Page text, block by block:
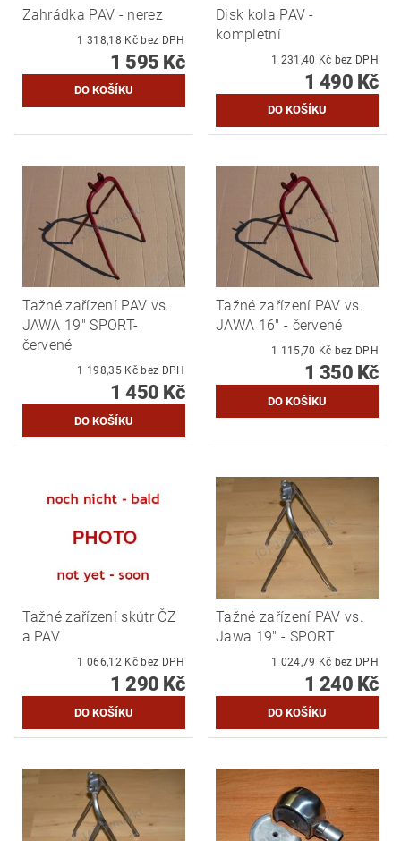
Zahrádka PAV - nerez
1 318,18 Kč bez DPH
1 595 Kč
Disk kola PAV -
kompletní
1 231,40 Kč bez DPH
1 490 Kč
Tažné zařízení PAV vs.
JAWA 19" SPORT-
červené
1 198,35 Kč bez DPH
1 450 Kč
Tažné zařízení PAV vs.
JAWA 16" - červené
1 115,70 Kč bez DPH
1 350 Kč
Tažné zařízení skútr ČZ
a PAV
1 066,12 Kč bez DPH
1 290 Kč
Tažné zařízení PAV vs.
Jawa 19" - SPORT
1 024,79 Kč bez DPH
1 240 Kč